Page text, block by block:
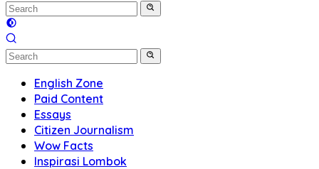
English Zone
Paid Content
Essays
Citizen Journalism
Wow Facts
Inspirasi Lombok